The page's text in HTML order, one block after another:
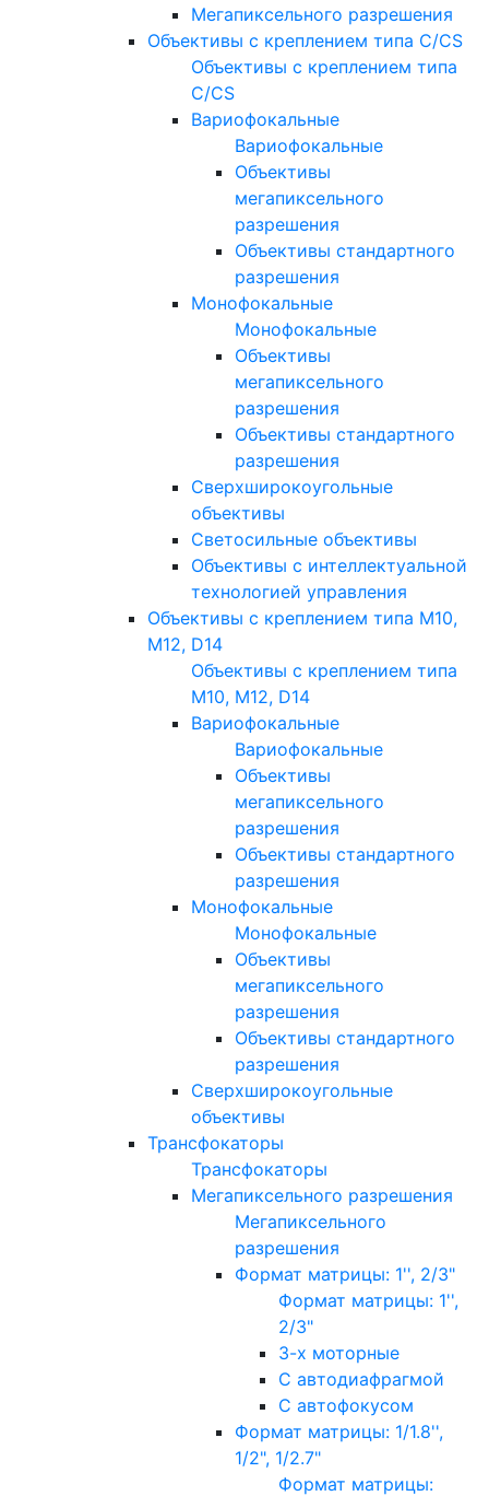
Мегапиксельного разрешения
Объективы с креплением типа C/CS
Объективы с креплением типа
C/CS
Вариофокальные
Вариофокальные
Объективы
мегапиксельного
разрешения
Объективы стандартного
разрешения
Монофокальные
Монофокальные
Объективы
мегапиксельного
разрешения
Объективы стандартного
разрешения
Сверхширокоугольные
объективы
Светосильные объективы
Объективы с интеллектуальной
технологией управления
Объективы с креплением типа M10,
M12, D14
Объективы с креплением типа
M10, M12, D14
Вариофокальные
Вариофокальные
Объективы
мегапиксельного
разрешения
Объективы стандартного
разрешения
Монофокальные
Монофокальные
Объективы
мегапиксельного
разрешения
Объективы стандартного
разрешения
Сверхширокоугольные
объективы
Трансфокаторы
Трансфокаторы
Мегапиксельного разрешения
Мегапиксельного
разрешения
Формат матрицы: 1'', 2/3"
Формат матрицы: 1'',
2/3"
3-х моторные
С автодиафрагмой
С автофокусом
Формат матрицы: 1/1.8'',
1/2", 1/2.7"
Формат матрицы: